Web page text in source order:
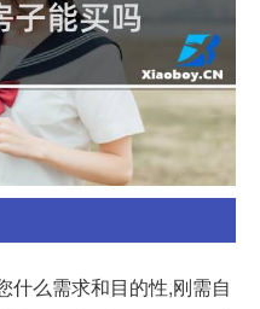
什么需求和目的性,刚需自